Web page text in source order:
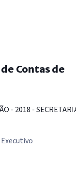
Contas de
- 2018 -